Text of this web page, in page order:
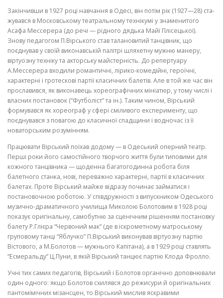
Закінчивши в 1927 році навчання в Одесі, він потім рік (1927—28) ста­
жувався в Московському театральному технікумі у знаменитого
Асафа Мессерера (до речі — рідного дядька Майї Плісецької).
Знову педагогом П.Вір­ського став талановитий танцівник, що
поєднував у своїй виконавській палітрі шляхетну мужню манеру,
віртуозну техніку та акторську майстер­ність. До репертуару
А.Мессерера входили романтичні, лірико-комедійні, героїчні,
характерні і гротескові партії класичних балетів. Але в той же час він
прославився, як виконавець хореографічних мініатюр, у тому числі і
власних постановок (“Футболіст” та ін.). Таким чином, Вірський
формував­ся як хореограф у сфері сміливого експерименту, що
поєднувався з повагою до класичної спадщини і водночас із її
новаторським розумінням.
Працювати Вірський поїхав додому — в Одеський оперний театр.
Пер­ші роки його самостійного творчого життя були типовими для
кожного танцівника — щоденна багатогодинна робота біля
балетного станка, нові, переважно характерні, партії в класичних
балетах. Проте Вірський майже відразу починає займатися і
постановочною роботою. У співдружності з випускником Одеського
музично-драматичного училища Миколою Болотовим в 1928 році
показує оригінальну, самобутню за сценічним рішен­ням постановку
балету Р.Глієра “Червоний мак” (де в іскрометному мат­роському
груповому танці “Яблучко” П.Вірський виконував віртуозну пар­тію
Вістового, а М.Болотов — мужнього Капітана), а в 1929 році ставлять
“Есмеральду” Ц.Пуни, в якій Вірський танцює партію Клода Фролло.
Учні тих самих педагогів, Вірський і Болотов органічно доповнюва­ли
один одного: якщо Болотов схилявся до режисури й оригінальних
пантомімічних мізансцен, то Вірський мислив яскравими